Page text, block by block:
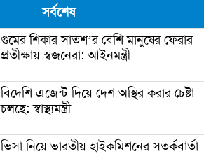
সর্বশেষ
গুমের শিকার সাতশ’র বেশি মানুষের ফেরার
প্রতীক্ষায় স্বজনেরা: আইনমন্ত্রী
বিদেশি এজেন্ট দিয়ে দেশ অস্থির করার চেষ্টা
চলছে: স্বাস্থ্যমন্ত্রী
ভিসা নিয়ে ভারতীয় হাইকমিশনের সতর্কবার্তা